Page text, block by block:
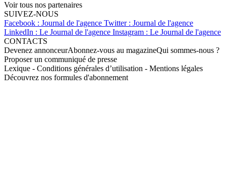
Voir tous nos partenaires
SUIVEZ-NOUS
Facebook : Journal de l'agence Twitter : Journal de l'agence
LinkedIn : Le Journal de l'agence Instagram : Le Journal de l'agence
CONTACTS
Devenez annonceurAbonnez-vous au magazineQui sommes-nous ?
Proposer un communiqué de presse
Lexique - Conditions générales d’utilisation - Mentions légales
Découvrez nos formules d'abonnement